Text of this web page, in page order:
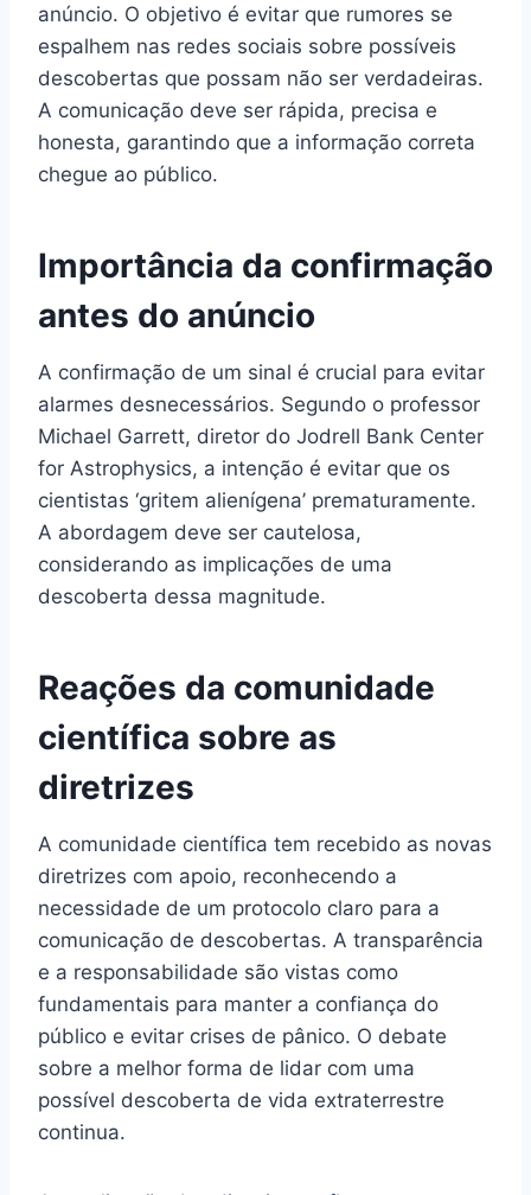
anúncio. O objetivo é evitar que rumores se
espalhem nas redes sociais sobre possíveis
descobertas que possam não ser verdadeiras.
A comunicação deve ser rápida, precisa e
honesta, garantindo que a informação correta
chegue ao público.
Importância da confirmação
antes do anúncio
A confirmação de um sinal é crucial para evitar
alarmes desnecessários. Segundo o professor
Michael Garrett, diretor do Jodrell Bank Center
for Astrophysics, a intenção é evitar que os
cientistas ‘gritem alienígena’ prematuramente.
A abordagem deve ser cautelosa,
considerando as implicações de uma
descoberta dessa magnitude.
Reações da comunidade
científica sobre as
diretrizes
A comunidade científica tem recebido as novas
diretrizes com apoio, reconhecendo a
necessidade de um protocolo claro para a
comunicação de descobertas. A transparência
e a responsabilidade são vistas como
fundamentais para manter a confiança do
público e evitar crises de pânico. O debate
sobre a melhor forma de lidar com uma
possível descoberta de vida extraterrestre
continua.